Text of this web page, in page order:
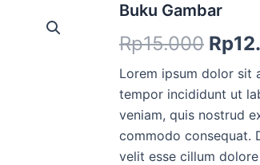
Buku Gambar
Rp15.000
Harga
Rp
Lorem ipsum dolor sit
tempor incididunt ut
veniam, quis nostrud
commodo consequat.
velit esse cillum
Kuantitas
Gambar